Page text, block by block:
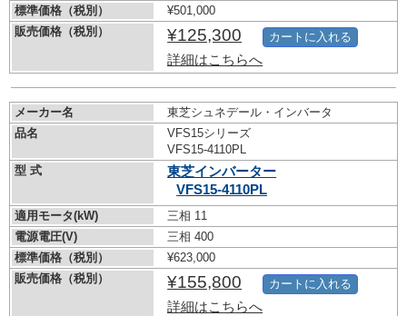
標準価格（税別）
¥501,000
販売価格（税別）
¥125,300
詳細はこちらへ
カートに入れる
メーカー名
東芝シュネデール・インバータ
品名
VFS15シリーズ
VFS15-4110PL
型 式
東芝インバーター
VFS15-4110PL
適用モータ(kW)
三相 11
電源電圧(V)
三相 400
標準価格（税別）
¥623,000
販売価格（税別）
¥155,800
詳細はこちらへ
カートに入れる